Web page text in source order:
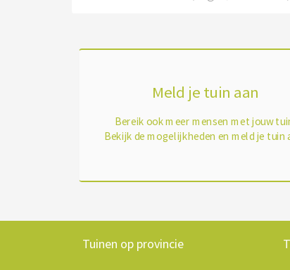
Meld je tuin aan
Bereik ook meer mensen met jouw
Bekijk de mogelijkheden en meld je tuin
Tuinen op provincie